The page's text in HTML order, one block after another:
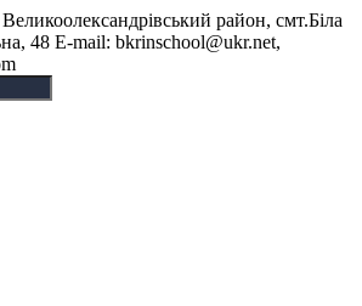
район, смт.Біла
48 E-mail: bkrinschool@ukr.net,